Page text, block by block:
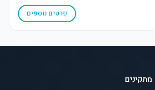
פרטים נוספים
מתקינים